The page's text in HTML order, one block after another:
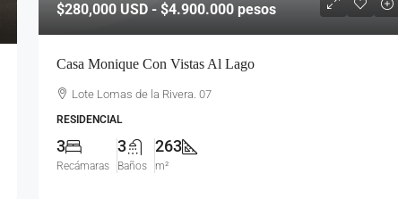
$280,000 USD - $4.900.000 pesos
Casa Monique Con Vistas Al Lago
Lote Lomas de la Rivera. 07
RESIDENCIAL
3
Recámaras
3
Baños
263
m²